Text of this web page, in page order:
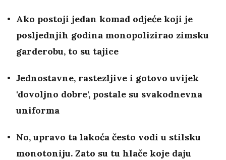
Ako postoji jedan komad odjeće koji je
posljednjih godina monopolizirao zimsku
garderobu, to su tajice
Jednostavne, rastezljive i gotovo uvijek
'dovoljno dobre', postale su svakodnevna
uniforma
No, upravo ta lakoća često vodi u stilsku
monotoniju. Zato su tu hlače koje daju